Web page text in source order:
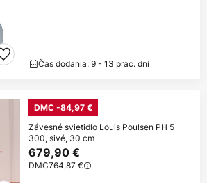
Čas dodania: 9 - 13 prac. dní
DMC -84,97 €
Závesné svietidlo Louis Poulsen PH 5
300, sivé, 30 cm
679,90 €
DMC764,87 €